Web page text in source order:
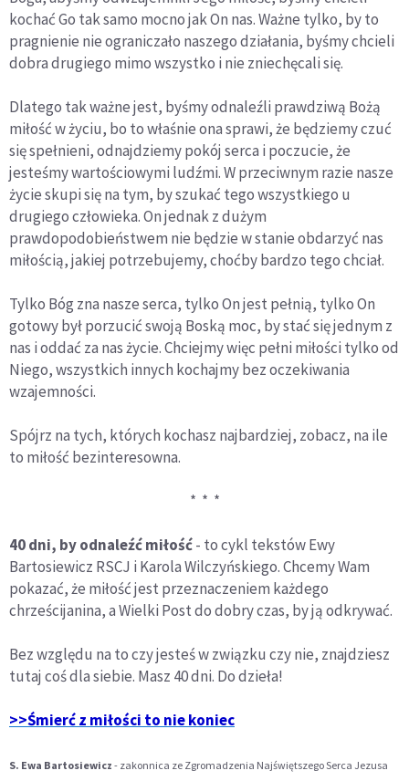
kochać Go tak samo mocno jak On nas. Ważne tylko, by to
pragnienie nie ograniczało naszego działania, byśmy chcieli
dobra drugiego mimo wszystko i nie zniechęcali się.
Dlatego tak ważne jest, byśmy odnaleźli prawdziwą Bożą
miłość w życiu, bo to właśnie ona sprawi, że będziemy czuć
się spełnieni, odnajdziemy pokój serca i poczucie, że
jesteśmy wartościowymi ludźmi. W przeciwnym razie nasze
życie skupi się na tym, by szukać tego wszystkiego u
drugiego człowieka. On jednak z dużym
prawdopodobieństwem nie będzie w stanie obdarzyć nas
miłością, jakiej potrzebujemy, choćby bardzo tego chciał.
Tylko Bóg zna nasze serca, tylko On jest pełnią, tylko On
gotowy był porzucić swoją Boską moc, by stać się jednym z
nas i oddać za nas życie. Chciejmy więc pełni miłości tylko od
Niego, wszystkich innych kochajmy bez oczekiwania
wzajemności.
Spójrz na tych, których kochasz najbardziej, zobacz, na ile
to miłość bezinteresowna.
* * *
40 dni, by odnaleźć miłość- to cykl tekstów Ewy
Bartosiewicz RSCJ i Karola Wilczyńskiego. Chcemy Wam
pokazać, że miłość jest przeznaczeniem każdego
chrześcijanina, a Wielki Post do dobry czas, by ją odkrywać.
Bez względu na to czy jesteś w związku czy nie, znajdziesz
tutaj coś dla siebie. Masz 40 dni. Do dzieła!
>>Śmierć z miłości to nie koniec
S. Ewa Bartosiewicz - zakonnica ze Zgromadzenia Najświętszego Serca Jezusa